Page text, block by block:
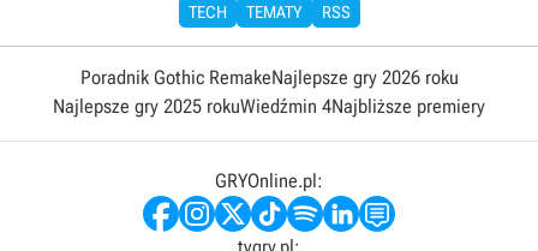
TECH
TEMATY RSS
Poradnik Gothic RemakeNajlepsze gry 2026 roku
Najlepsze gry 2025 rokuWiedźmin 4Najbliższe premiery
GRYOnline.pl:
tvgry.pl: